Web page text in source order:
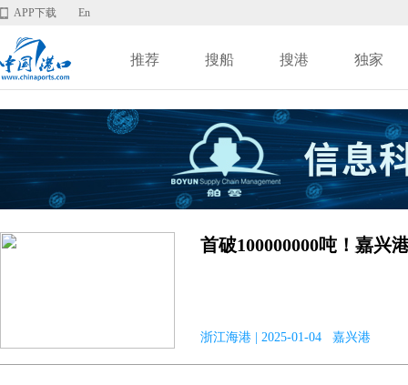
APP下载 En
推荐 搜船 搜港 独家
首破100000000吨！嘉兴
浙江海港 | 2025-01-04 嘉兴港